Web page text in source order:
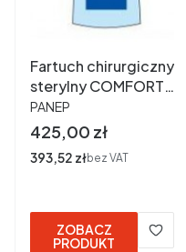
Fartuch chirurgiczny
sterylny COMFORT
PLUS 45 g XXL a 25
szt.
PRODUCENT
PANEP
Cena
425,00 zł
Cena
393,52 złbez VAT
ZOBACZ
PRODUKT